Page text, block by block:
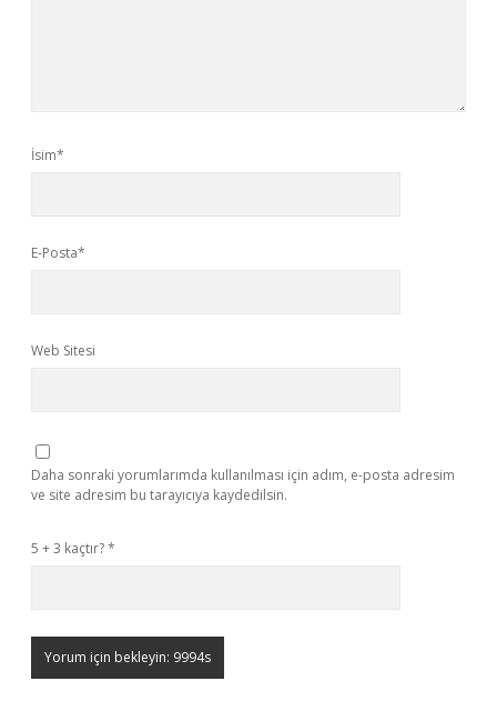
İsim*
E-Posta*
Web Sitesi
Daha sonraki yorumlarımda kullanılması için adım, e-posta adresim
ve site adresim bu tarayıcıya kaydedilsin.
5 + 3 kaçtır?*